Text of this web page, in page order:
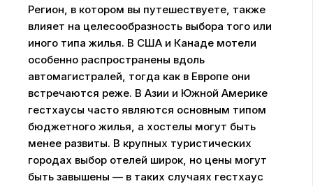
Регион, в котором вы путешествуете, также
влияет на целесообразность выбора того или
иного типа жилья. В США и Канаде мотели
особенно распространены вдоль
автомагистралей, тогда как в Европе они
встречаются реже. В Азии и Южной Америке
гестхаусы часто являются основным типом
бюджетного жилья, а хостелы могут быть
менее развиты. В крупных туристических
городах выбор отелей широк, но цены могут
быть завышены — в таких случаях гестхаус